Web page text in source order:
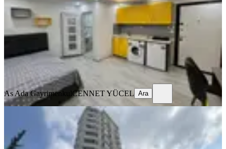
Stüdyo·45 m² ·2. Kat
14.000 ₺
As Ada GayrimenkulCENNET YÜCEL
As Ada Gayrimenkul CENNET YÜCEL Ara
Gürselpaş'da/yeni Bina/3
Cephe/2+1/k.mutfak/ç.banyo/full
Eşyalı!